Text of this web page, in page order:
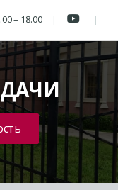
– 18.00